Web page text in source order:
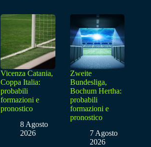
Vicenza Catania,
Coppa Italia:
probabili
formazioni e
pronostico
8 Agosto
2026
Zweite
Bundesliga,
Bochum Hertha:
probabili
formazioni e
pronostico
7 Agosto
2026